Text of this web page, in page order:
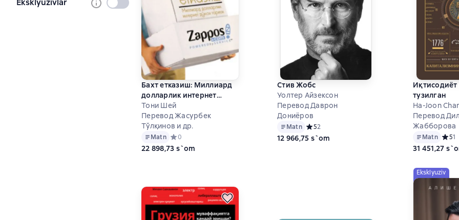
Eksklyuzivlar
Tanlanmagan
Бахт етказиш: Миллиард
долларлик интернет
дўкон тарихи
Тони Шей
Перевод Жасурбек
Тўлқинов и др.
Matn Средний рейтинг 0 на основе 0 оценок
0
22 898,73 s`om
Стив Жобс
Уолтер Айзексон
Перевод Даврон
Дониёров
Matn Средний рейтинг 5 на основе 2 оценок
52
12 966,75 s`om
Иқтисодиёт
тузилган
Ha-Joon
Перевод
Жабборова
Matn 51
31 451,27
Eksklyuziv